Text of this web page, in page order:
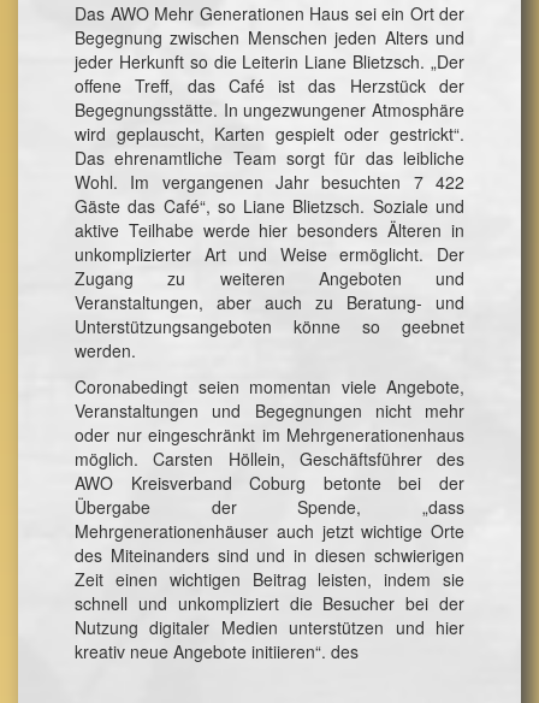
Das AWO Mehr Generationen Haus sei ein Ort der
Begegnung zwischen Menschen jeden Alters und
jeder Herkunft so die Leiterin Liane Blietzsch. „Der
offene Treff, das Café ist das Herzstück der
Begegnungsstätte. In ungezwungener Atmosphäre
wird geplauscht, Karten gespielt oder gestrickt“.
Das ehrenamtliche Team sorgt für das leibliche
Wohl. Im vergangenen Jahr besuchten 7 422
Gäste das Café“, so Liane Blietzsch. Soziale und
aktive Teilhabe werde hier besonders Älteren in
unkomplizierter Art und Weise ermöglicht. Der
Zugang zu weiteren Angeboten und
Veranstaltungen, aber auch zu Beratung- und
Unterstützungsangeboten könne so geebnet
werden.
Coronabedingt seien momentan viele Angebote,
Veranstaltungen und Begegnungen nicht mehr
oder nur eingeschränkt im Mehrgenerationenhaus
möglich. Carsten Höllein, Geschäftsführer des
AWO Kreisverband Coburg betonte bei der
Übergabe der Spende, „dass
Mehrgenerationenhäuser auch jetzt wichtige Orte
des Miteinanders sind und in diesen schwierigen
Zeit einen wichtigen Beitrag leisten, indem sie
schnell und unkompliziert die Besucher bei der
Nutzung digitaler Medien unterstützen und hier
kreativ neue Angebote initiieren“. des